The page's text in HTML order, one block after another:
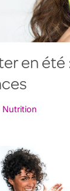
en
Nutrition